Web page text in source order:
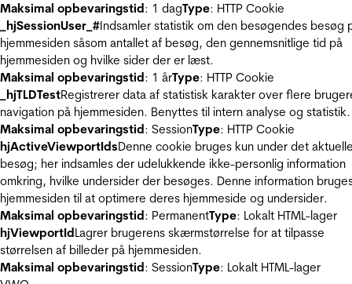
Maksimal opbevaringstid: 1 dagType: HTTP Cookie
_hjSessionUser_#Indsamler statistik om den besøgendes besøg
hjemmesiden såsom antallet af besøg, den gennemsnitlige tid på
hjemmesiden og hvilke sider der er læst.
Maksimal opbevaringstid: 1 årType: HTTP Cookie
_hjTLDTestRegistrerer data af statistisk karakter over flere
navigation på hjemmesiden. Benyttes til intern analyse og statistik.
Maksimal opbevaringstid: SessionType: HTTP Cookie
hjActiveViewportIdsDenne cookie bruges kun under det
besøg; her indsamles der udelukkende ikke-personlig information
omkring, hvilke undersider der besøges. Denne information
hjemmesiden til at optimere deres hjemmeside og undersider.
Maksimal opbevaringstid: PermanentType: Lokalt HTML-lager
hjViewportIdLagrer brugerens skærmstørrelse for at tilpasse
størrelsen af billeder på hjemmesiden.
Maksimal opbevaringstid: SessionType: Lokalt HTML-lager